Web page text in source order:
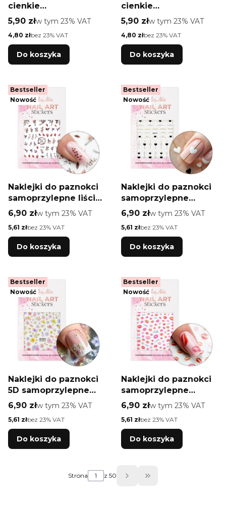
cienkie
samoprzylepne
serduszka F1188
różowe
Cena brutto
5,90 złw tym %s VAT
w tym 23% VAT
Cena netto
4,80 złbez 23% VAT
Do koszyka
cienkie
samoprzylepne
serduszka F1187
czerwone
Cena brutto
5,90 złw tym %s VAT
w tym 23% VAT
Cena netto
4,80 złbez 23% VAT
Do koszyka
Bestseller
Nowość
Naklejki do paznokci
samoprzylepne liście
F785 Molly Nails
Cena brutto
6,90 złw tym %s VAT
w tym 23% VAT
Cena netto
5,61 złbez 23% VAT
Do koszyka
Bestseller
Nowość
Naklejki do paznokci
samoprzylepne
serduszka SWA75
Molly Nails
Cena brutto
6,90 złw tym %s VAT
w tym 23% VAT
Cena netto
5,61 złbez 23% VAT
Do koszyka
Bestseller
Nowość
Naklejki do paznokci
5D samoprzylepne
kwiaty M-2373 Molly
Nails
Cena brutto
6,90 złw tym %s VAT
w tym 23% VAT
Cena netto
5,61 złbez 23% VAT
Do koszyka
Bestseller
Nowość
Naklejki do paznokci
samoprzylepne
walentynkowe CA-
568 Molly Nails
Cena brutto
6,90 złw tym %s VAT
w tym 23% VAT
Cena netto
5,61 złbez 23% VAT
Do koszyka
Strona z 50 Przejdź do